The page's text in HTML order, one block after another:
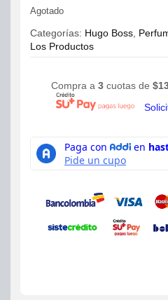
Agotado
Categorías: Hugo Boss
Los Productos
Compra a 3 cuotas de $